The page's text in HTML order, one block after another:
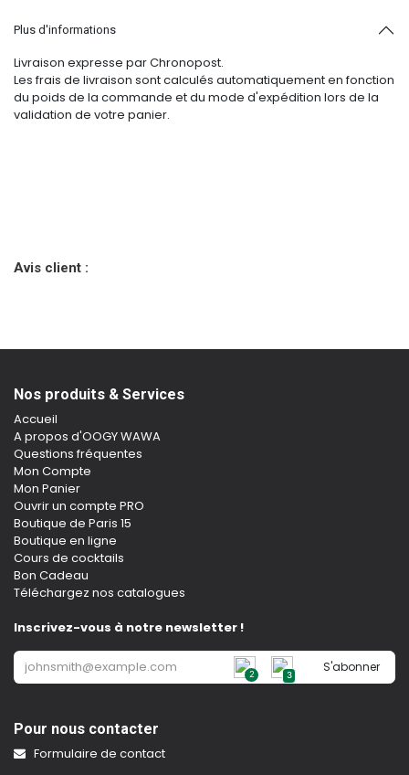
Plus d'informations
Livraison expresse par Chronopost.
Les frais de livraison sont calculés automatiquement en fonction
du poids de la commande et du mode d'expédition lors de la
validation de votre panier.
Avis client :
Nos produits & Services
Accueil
A propos d'OOGY WAWA
Questions fréquentes
Mon Compte
Mon Panier
Ouvrir un compte PRO
Boutique de Paris 15
Boutique en ligne
Cours de cocktails
Bon Cadeau
Téléchargez nos catalogues
Inscrivez-vous à notre newsletter !
2 3
S'abonner
Pour nous contacter
Formulaire de contact